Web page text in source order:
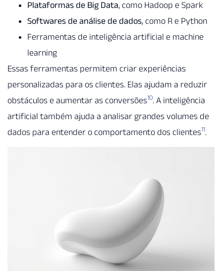
Plataformas de Big Data, como Hadoop e Spark
Softwares de análise de dados, como R e Python
Ferramentas de inteligência artificial e machine
learning
Essas ferramentas permitem criar experiências
personalizadas para os clientes. Elas ajudam a reduzir
obstáculos e aumentar as conversões10. A inteligência
artificial também ajuda a analisar grandes volumes de
dados para entender o comportamento dos clientes11.